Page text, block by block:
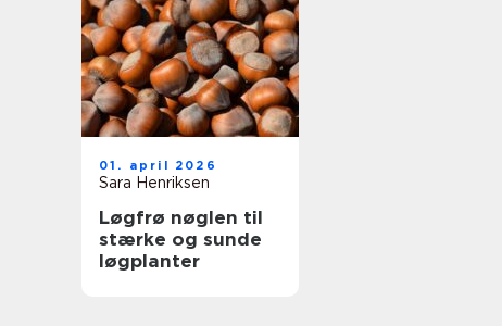
01. april 2026
Sara Henriksen
Løgfrø nøglen til
stærke og sunde
løgplanter